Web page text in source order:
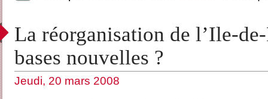
La réorganisation de l’Ile-
bases nouvelles ?
Jeudi, 20 mars 2008